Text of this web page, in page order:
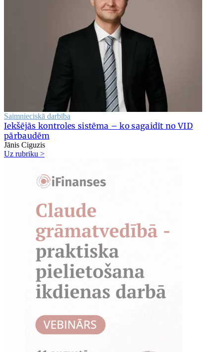
Saimnieciskā darbība
Iekšējās kontroles sistēma – ko sagaidīt no VID
pārbaudēm
Jānis Ciguzis
Uz rubriku >